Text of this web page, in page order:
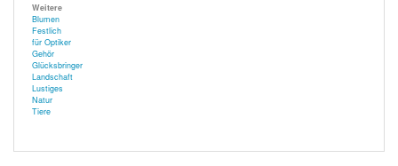
Weitere
Blumen
Festlich
für Optiker
Gehör
Glücksbringer
Landschaft
Lustiges
Natur
Tiere